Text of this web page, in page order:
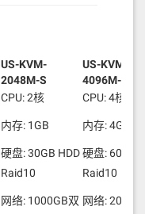
US-KVM-
2048M-S
CPU: 2核
内存: 1GB
硬盘: 30GB HDD
Raid10
网络: 1000GB双
US-KVM-
4096M-S
CPU: 4核
内存: 4GB
硬盘: 60GB
Raid10
网络: